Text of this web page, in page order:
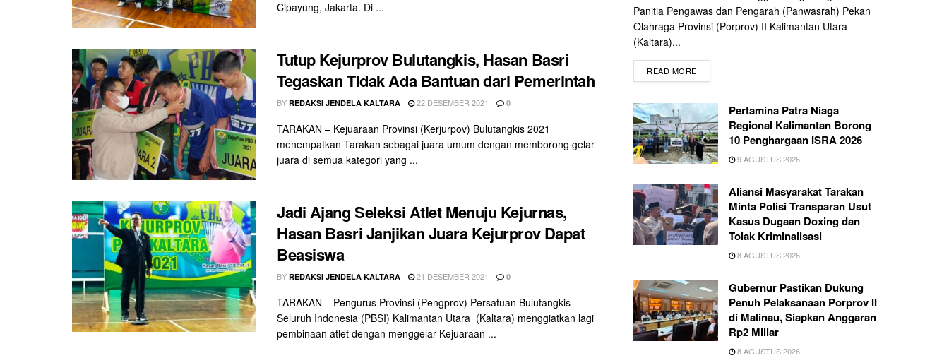
Cipayung, Jakarta. Di ...
Tutup Kejurprov Bulutangkis, Hasan Basri
Tegaskan Tidak Ada Bantuan dari Pemerintah
BY REDAKSI JENDELA KALTARA 22 DESEMBER 2021 0
TARAKAN – Kejuaraan Provinsi (Kerjurpov) Bulutangkis 2021
menempatkan Tarakan sebagai juara umum dengan memborong gelar
juara di semua kategori yang ...
Jadi Ajang Seleksi Atlet Menuju Kejurnas,
Hasan Basri Janjikan Juara Kejurprov Dapat
Beasiswa
BY REDAKSI JENDELA KALTARA 21 DESEMBER 2021 0
TARAKAN – Pengurus Provinsi (Pengprov) Persatuan Bulutangkis
Seluruh Indonesia (PBSI) Kalimantan Utara (Kaltara) menggiatkan lagi
pembinaan atlet dengan menggelar Kejuaraan ...
Panitia Pengawas dan Pengarah (Panwasrah) Pekan
Olahraga Provinsi (Porprov) II Kalimantan Utara
(Kaltara)...
READ MORE
Pertamina Patra Niaga
Regional Kalimantan Borong
10 Penghargaan ISRA 2026
9 AGUSTUS 2026
Aliansi Masyarakat Tarakan
Minta Polisi Transparan Usut
Kasus Dugaan Doxing dan
Tolak Kriminalisasi
8 AGUSTUS 2026
Gubernur Pastikan Dukung
Penuh Pelaksanaan Porprov II
di Malinau, Siapkan Anggaran
Rp2 Miliar
8 AGUSTUS 2026